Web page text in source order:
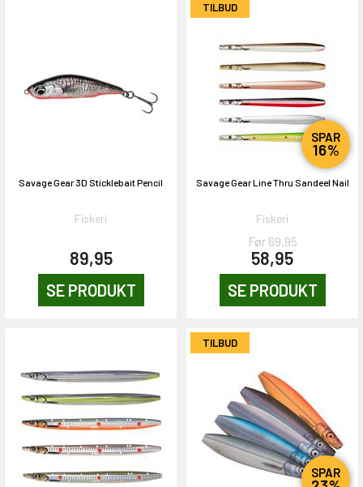
Savage Gear 3D Sticklebait Pencil
Fiskeri
89,95
SE PRODUKT
TILBUD
SPAR
16%
Savage Gear Line Thru Sandeel Nail
Fiskeri
Før 69,95
58,95
SE PRODUKT
TILBUD
SPAR